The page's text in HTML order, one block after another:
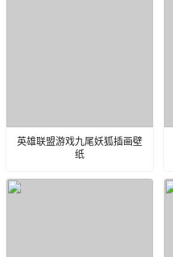
英雄联盟游戏九尾妖狐插画壁
纸